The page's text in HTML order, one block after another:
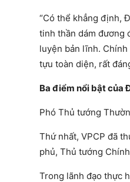
“Có thể khẳng định,
tinh thần dám đương
luyện bản lĩnh.
tựu toàn diện, rất
Ba điểm nổi bật của
Phó Thủ tướng
Thứ nhất, VPCP đã
phủ, Thủ tướng
Trong lãnh đạo thực